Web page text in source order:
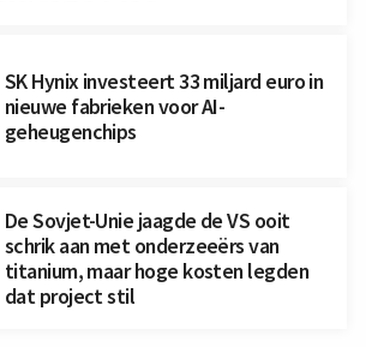
SK Hynix investeert 33 miljard euro in
nieuwe fabrieken voor AI-
geheugenchips
De Sovjet-Unie jaagde de VS ooit
schrik aan met onderzeeërs van
titanium, maar hoge kosten legden
dat project stil